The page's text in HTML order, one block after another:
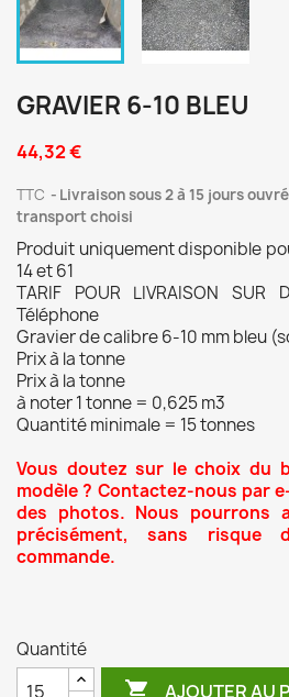
GRAVIER 6-10 BLEU
44,32 €
TTC
Livraison sous 2 à 15 jours
transport choisi
Produit uniquement disponible
14 et 61
TARIF POUR LIVRAISON SUR
Téléphone
Gravier de calibre 6-10 mm bleu
Prix à la tonne
Prix à la tonne
à noter 1 tonne = 0,625 m3
Quantité minimale = 15 tonnes
Vous doutez sur le choix du
modèle ? Contactez-nous par
des photos. Nous pourrons
précisément, sans risque
commande.
Quantité
 AJOUTER AU